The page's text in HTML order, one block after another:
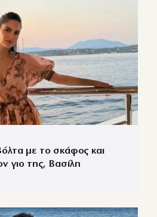
με το σκάφος και
γιο της, Βασίλη